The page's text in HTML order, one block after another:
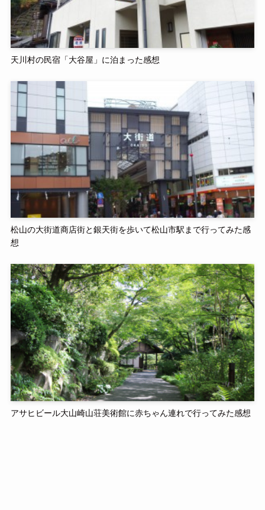
天川村の民宿「大谷屋」に泊まった感想
松山の大街道商店街と銀天街を歩いて松山市駅まで行ってみた感
想
アサヒビール大山崎山荘美術館に赤ちゃん連れで行ってみた感想